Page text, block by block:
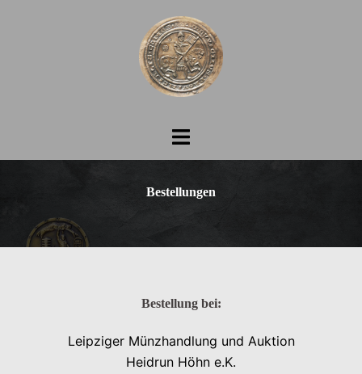
Menü
Bestellungen
Bestellung bei:
Leipziger Münzhandlung und Auktion
Heidrun Höhn e.K.